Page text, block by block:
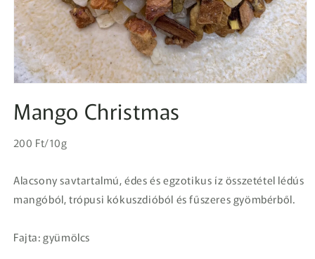
megnyitása
a
párbeszédpanelen
Mango Christmas
Normál
Egységár
200 Ft/10g
Alacsony savtartalmú, édes és egzotikus íz összetétel lédús
mangóból, trópusi kókuszdióból és fűszeres gyömbérből.
Fajta: gyümölcs